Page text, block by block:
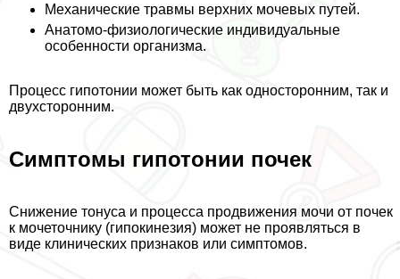
Механические травмы верхних мочевых путей.
Анатомо-физиологические индивидуальные
особенности организма.
Процесс гипотонии может быть как односторонним, так и
двухсторонним.
Симптомы гипотонии почек
Снижение тонуса и процесса продвижения мочи от почек
к мочеточнику (гипокинезия) может не проявляться в
виде клинических признаков или симптомов.